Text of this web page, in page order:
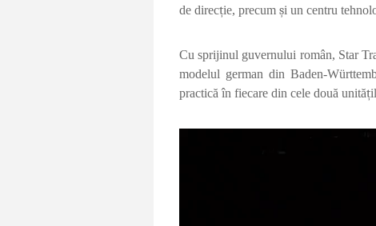
de direcție, precum și un centru
Cu sprijinul guvernului român, Star
modelul german din Baden-Wü
practică în fiecare din cele două unităț